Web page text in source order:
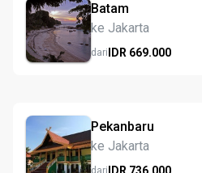
Batam
ke Jakarta
dariIDR 669.000
Pekanbaru
ke Jakarta
dariIDR 736.000